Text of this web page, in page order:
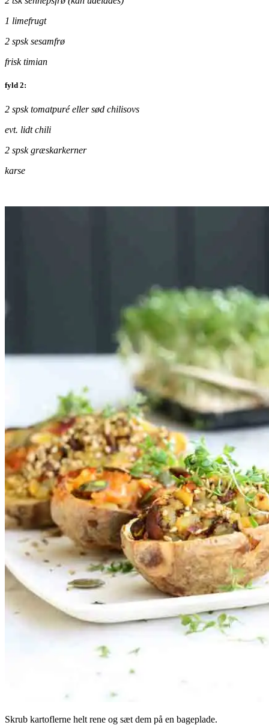
1 limefrugt
2 spsk sesamfrø
frisk timian
fyld 2:
2 spsk tomatpuré eller sød chilisovs
evt. lidt chili
2 spsk græskarkerner
karse
Skrub kartoflerne helt rene og sæt dem på en bageplade.